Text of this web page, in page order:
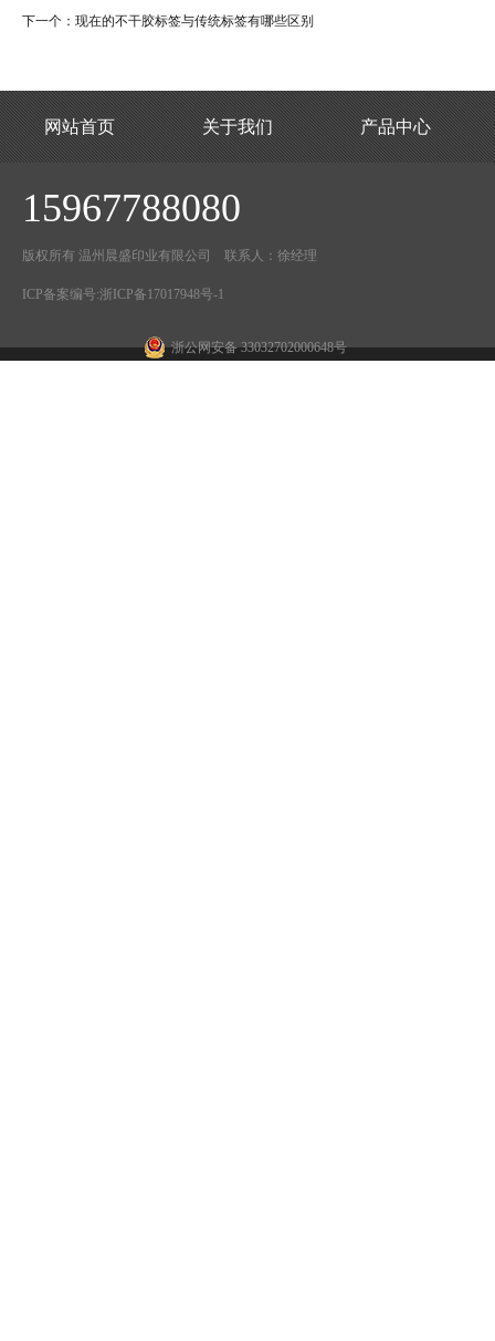
下一个： 现在的不干胶标签与传统标签有哪些区别
网站首页 关于我们 产品中心
15967788080
版权所有 温州晨盛印业有限公司 联系人：徐经理
ICP备案编号:浙ICP备17017948号-1
浙公网安备 33032702000648号